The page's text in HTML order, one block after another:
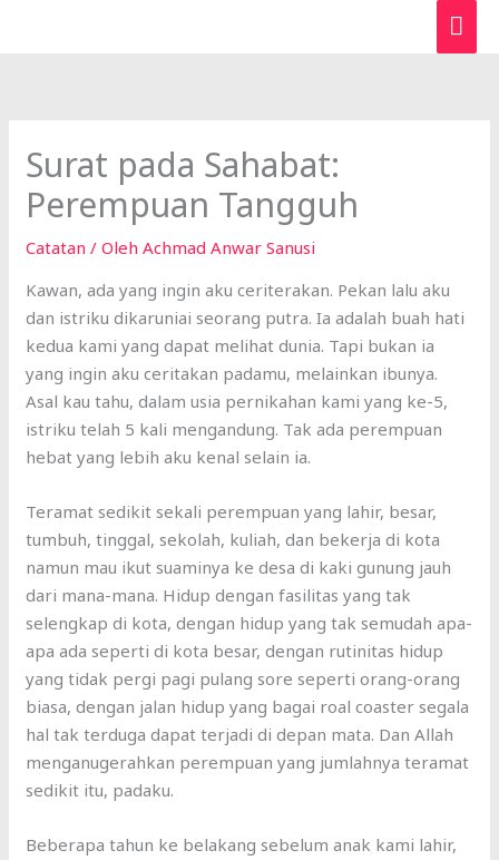
Surat pada Sahabat:
Perempuan Tangguh
Catatan / OlehAchmad Anwar Sanusi
Kawan, ada yang ingin aku ceriterakan. Pekan lalu aku
dan istriku dikaruniai seorang putra. Ia adalah buah hati
kedua kami yang dapat melihat dunia. Tapi bukan ia
yang ingin aku ceritakan padamu, melainkan ibunya.
Asal kau tahu, dalam usia pernikahan kami yang ke-5,
istriku telah 5 kali mengandung. Tak ada perempuan
hebat yang lebih aku kenal selain ia.
Teramat sedikit sekali perempuan yang lahir, besar,
tumbuh, tinggal, sekolah, kuliah, dan bekerja di kota
namun mau ikut suaminya ke desa di kaki gunung jauh
dari mana-mana. Hidup dengan fasilitas yang tak
selengkap di kota, dengan hidup yang tak semudah apa-
apa ada seperti di kota besar, dengan rutinitas hidup
yang tidak pergi pagi pulang sore seperti orang-orang
biasa, dengan jalan hidup yang bagai roal coaster segala
hal tak terduga dapat terjadi di depan mata. Dan Allah
menganugerahkan perempuan yang jumlahnya teramat
sedikit itu, padaku.
Beberapa tahun ke belakang sebelum anak kami lahir,